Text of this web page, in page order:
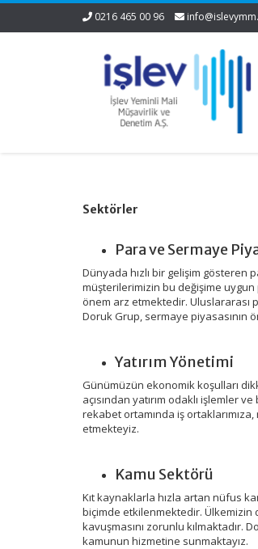
0216 465 00 96
Sektörler
Para ve Sermaye
Dünyada hızlı bir gelişim gösteren
müşterilerimizin bu değişime uygun
önem arz etmektedir. Uluslararası
Doruk Grup, sermaye piyasasının
Yatırım Yönetimi
Günümüzün ekonomik koşulları
açısından yatırım odaklı işlemler
rekabet ortamında iş
etmekteyiz.
Kamu Sektörü
Kıt kaynaklarla hızla artan nüfus
biçimde etkilenmektedir. Ülkemizin
kavuşmasını zorunlu
kamunun hizmetine sunmaktayız.